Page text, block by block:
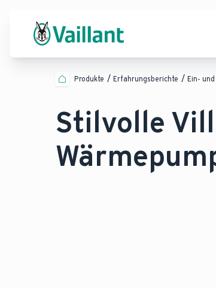
Produkte Erfahrungsberichte Ein-
Stilvolle